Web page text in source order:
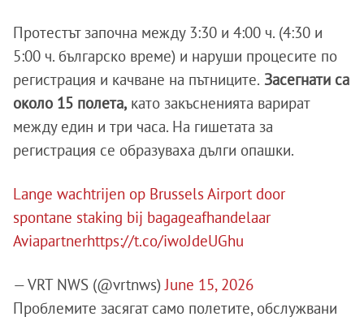
Протестът започна между 3:30 и 4:00 ч. (4:30 и
5:00 ч. българско време) и наруши процесите по
регистрация и качване на пътниците. Засегнати са
около 15 полета, като закъсненията варират
между един и три часа. На гишетата за
регистрация се образуваха дълги опашки.
Lange wachtrijen op Brussels Airport door
spontane staking bij bagageafhandelaar
Aviapartnerhttps://t.co/iwoJdeUGhu
— VRT NWS (@vrtnws)June 15, 2026
Проблемите засягат само полетите, обслужвани